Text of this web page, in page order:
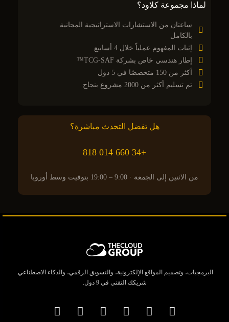
لماذا مجموعة كلاود؟
ساعتان من الاستشارات الاستراتيجية المجانية
بالكامل
إثبات المفهوم عملياً خلال 4 أسابيع
إطار هندسي خاص بشركة TCG-SAF™
أكثر من 150 متخصصًا في 5 دول
تم تسليم أكثر من 2000 مشروع بنجاح
هل تفضل التحدث مباشرة؟
+34 660 014 818
من الاثنين إلى الجمعة · 9:00 – 19:00 بتوقيت وسط أوروبا
البرمجيات، وتصميم المواقع الإلكترونية، والتسويق الرقمي، والذكاء الاصطناعي.
شريكك التقني في 9 دول.